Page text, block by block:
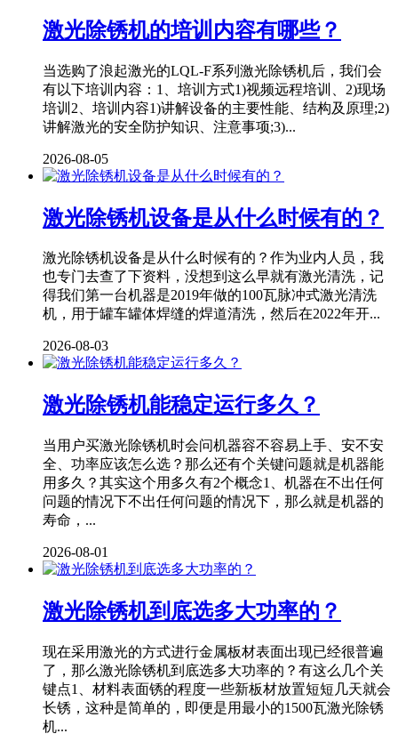
激光除锈机的培训内容有哪些？
当选购了浪起激光的LQL-F系列激光除锈机后，我们会
有以下培训内容：1、培训方式1)视频远程培训、2)现场
培训2、培训内容1)讲解设备的主要性能、结构及原理;2)
讲解激光的安全防护知识、注意事项;3)...
2026-08-05
激光除锈机设备是从什么时候有的？
激光除锈机设备是从什么时候有的？作为业内人员，我
也专门去查了下资料，没想到这么早就有激光清洗，记
得我们第一台机器是2019年做的100瓦脉冲式激光清洗
机，用于罐车罐体焊缝的焊道清洗，然后在2022年开...
2026-08-03
激光除锈机能稳定运行多久？
当用户买激光除锈机时会问机器容不容易上手、安不安
全、功率应该怎么选？那么还有个关键问题就是机器能
用多久？其实这个用多久有2个概念1、机器在不出任何
问题的情况下不出任何问题的情况下，那么就是机器的
寿命，...
2026-08-01
激光除锈机到底选多大功率的？
现在采用激光的方式进行金属板材表面出现已经很普遍
了，那么激光除锈机到底选多大功率的？有这么几个关
键点1、材料表面锈的程度一些新板材放置短短几天就会
长锈，这种是简单的，即便是用最小的1500瓦激光除锈
机...